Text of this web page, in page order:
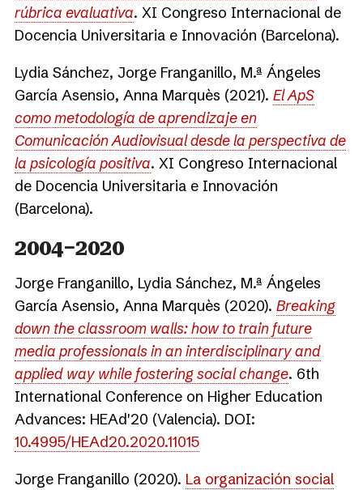
rúbrica evaluativa. XI Congreso Internacional de
Docencia Universitaria e Innovación (Barcelona).
Lydia Sánchez, Jorge Franganillo, M.ª Ángeles
García Asensio, Anna Marquès (2021). El ApS
como metodología de aprendizaje en
Comunicación Audiovisual desde la perspectiva de
la psicología positiva. XI Congreso Internacional
de Docencia Universitaria e Innovación
(Barcelona).
2004−2020
Jorge Franganillo, Lydia Sánchez, M.ª Ángeles
García Asensio, Anna Marquès (2020). Breaking
down the classroom walls: how to train future
media professionals in an interdisciplinary and
applied way while fostering social change. 6th
International Conference on Higher Education
Advances: HEAd'20 (Valencia). DOI:
10.4995/HEAd20.2020.11015
Jorge Franganillo (2020). La organización social